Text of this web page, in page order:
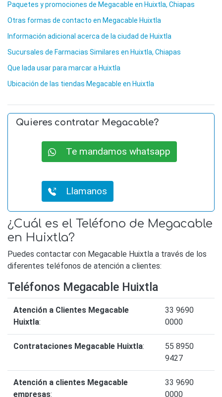
Paquetes y promociones de Megacable en Huixtla, Chiapas
Otras formas de contacto en Megacable Huixtla
Información adicional acerca de la ciudad de Huixtla
Sucursales de Farmacias Similares en Huixtla, Chiapas
Que lada usar para marcar a Huixtla
Ubicación de las tiendas Megacable en Huixtla
Quieres contratar Megacable?
Te mandamos whatsapp
Llamanos
¿Cuál es el Teléfono de Megacable
en Huixtla?
Puedes contactar con Megacable Huixtla a través de los
diferentes teléfonos de atención a clientes:
Teléfonos Megacable Huixtla
Atención a Clientes Megacable
Huixtla:
33 9690
0000
Contrataciones Megacable Huixtla:
55 8950
9427
Atención a clientes Megacable
empresas:
33 9690
0000